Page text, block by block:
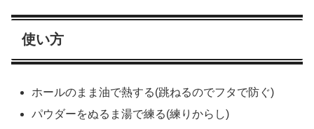
使い方
ホールのまま油で熱する(跳ねるのでフタで防ぐ)
パウダーをぬるま湯で練る(練りからし)